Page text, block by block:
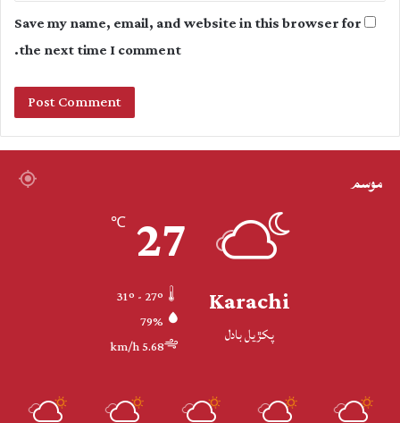
Save my name, email, and website in this browser for
the next time I comment.
موسم
Karachi
پکڙيل بادل
27
℃
79%
5.68 km/h